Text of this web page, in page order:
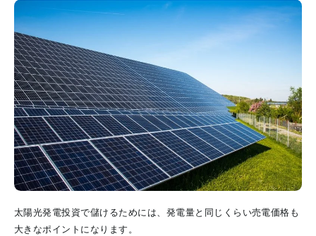
太陽光発電投資で儲けるためには、発電量と同じくらい売電価格 も
大きなポイントになります。